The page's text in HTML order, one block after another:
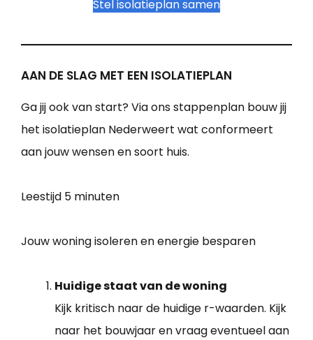
Stel isolatieplan samen
AAN DE SLAG MET EEN ISOLATIEPLAN
Ga jij ook van start? Via ons stappenplan bouw jij
het isolatieplan Nederweert wat conformeert
aan jouw wensen en soort huis.
Leestijd 5 minuten
Jouw woning isoleren en energie besparen
Huidige staat van de woning
Kijk kritisch naar de huidige r-waarden. Kijk
naar het bouwjaar en vraag eventueel aan